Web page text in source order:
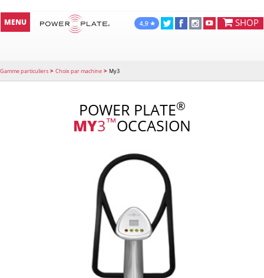
SHOP
MENU
Gamme particuliers > Choix par machine > My3
POWER PLATE®
MY3™OCCASION